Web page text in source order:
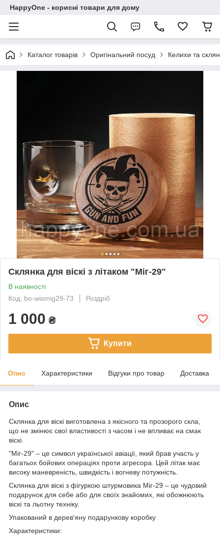
HappyOne - корисні товари для дому
Каталог товарів Оригінальний посуд Келихи та
Склянка для віскі з літаком "Міг-29"
В наявності
Код: bo-wismig29-73
Роздріб
1 000 ₴
Купити
Опис Характеристики Відгуки про товар Доставка
Опис
Склянка для віскі виготовлена з якісного та прозорого скла,
що не змінює свої властивості з часом і не впливає на смак
віскі.
"Міг-29" – це символ української авіації, який брав участь у
багатьох бойових операціях проти агресора. Цей літак має
високу маневреність, швидкість і вогневу потужність.
Склянка для віскі з фігуркою штурмовика Міг-29 – це чудовий
подарунок для себе або для своїх знайомих, які обожнюють
віскі та льотну техніку.
Упакований в дерев'яну подарункову коробку
Характеристики: